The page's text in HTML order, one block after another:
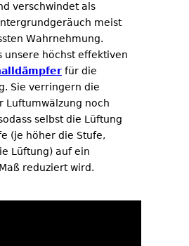
verschwindet als
meist
Wahrnehmung.
unsere höchst effektiven
für die
Sie verringern die
Luftumwälzung noch
selbst die Lüftung
(je höher die Stufe,
Lüftung) auf ein
reduziert wird.